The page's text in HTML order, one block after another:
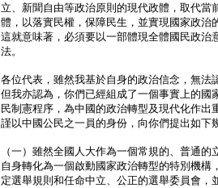
立、新聞自由等政治原則的現代政體，取代當
體，以落實民權，保障民生，並實現國家政治
這就意味著，必須要以一部體現全體國民政治
法。
各位代表，雖然我基於自身的政治信念，無法
但我亦認為，你們已經組成了一個事實上的國
民制憲程序，為中國的政治轉型及現代化作出
謹以中國公民之一員的身份，向你們提出如下
（一）雖然全國人大作為一個常規的、普通
自身轉化為一個啟動國家政治轉型的特別機構
定選舉規則和任命中立、公正的選舉委員會，